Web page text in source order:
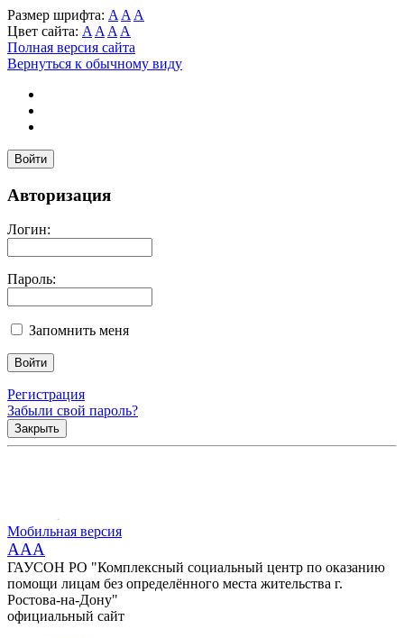
Размер шрифта: A A A
Цвет сайта: A A A A
Полная версия сайта
Вернуться к обычному виду
Войти
Авторизация
Логин:
Пароль:
Запомнить меня
Регистрация
Забыли свой пароль?
Закрыть
Мобильная версия
AAA
ГАУСОН РО "Комплексный социальный центр по оказанию
помощи лицам без определённого места жительства г.
Ростова-на-Дону"
официальный сайт